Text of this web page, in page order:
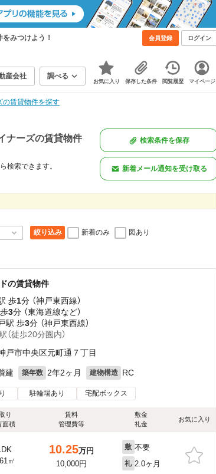
みつけよう！ 会員登録 ログイン
産会社 調べる
お気に入り 保存した条件 閲覧履歴 マイページ
の賃貸物件を探す
ナーズの賃貸物件
検索できます。
検索条件を保存
新着メール通知を受け取る
絞り込み 新着のみ 図あり
の賃貸物件
歩1分 （神戸東西線）
3分 （東海道線など）
駅 歩3分 （神戸東西線）
（徒歩20分圏内）
戸市中央区元町通７丁目
建 築年数 2年2ヶ月 建物構造 RC
駐輪場あり 宅配ボックス
り
面積
賃料
管理費等
敷金
礼金
お気に入り
㎡
10.25万円
10,000円
敷 不要
礼 2.0ヶ月